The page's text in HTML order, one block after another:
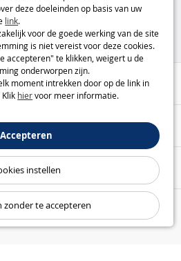
deze doeleinden op basis van uw
link.
voor de goede werking van de site
is niet vereist voor deze cookies.
accepteren" te klikken, weigert u de
onderworpen zijn.
moment intrekken door op de link in
hiervoor meer informatie.
Accepteren
instellen
zonder te accepteren